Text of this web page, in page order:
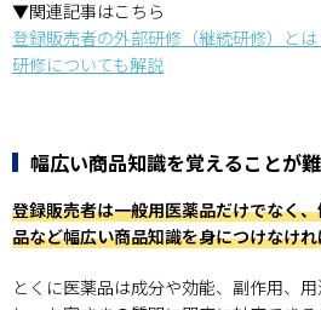
▼関連記事はこちら
登録販売者の外部研修（継続研修）と
研修についても解説
幅広い商品知識を覚えることが
登録販売者は一般用医薬品だけでなく
品など幅広い商品知識を身につけなけ
とくに医薬品は成分や効能、副作用、